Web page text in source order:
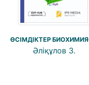
ӨСІМДІКТЕР
Әліқұлов З.